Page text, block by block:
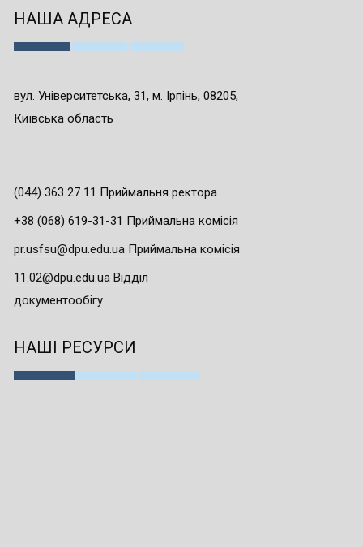
НАША АДРЕСА
вул. Університетська, 31, м. Ірпінь, 08205,
Київська область
(044) 363 27 11 Приймальня ректора
+38 (068) 619-31-31 Приймальна комісія
pr.usfsu@dpu.edu.ua Приймальна комісія
11.02@dpu.edu.ua Відділ
документообігу
НАШІ РЕСУРСИ